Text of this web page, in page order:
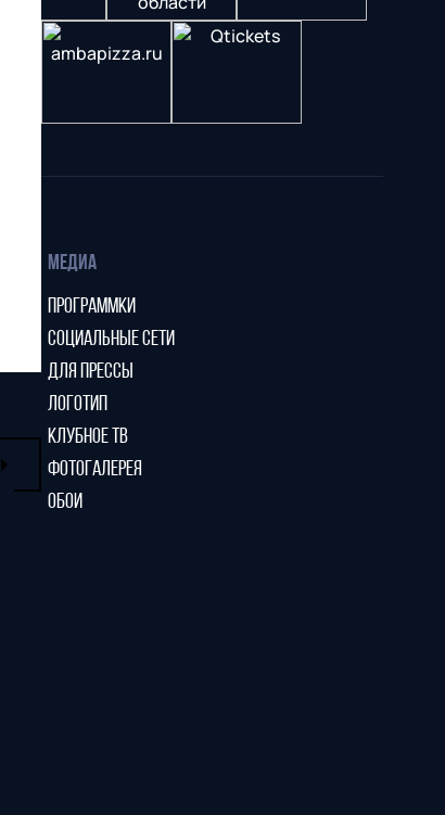
МЕДИА
ПРОГРАММКИ
СОЦИАЛЬНЫЕ СЕТИ
ДЛЯ ПРЕССЫ
ЛОГОТИП
КЛУБНОЕ ТВ
ФОТОГАЛЕРЕЯ
ОБОИ